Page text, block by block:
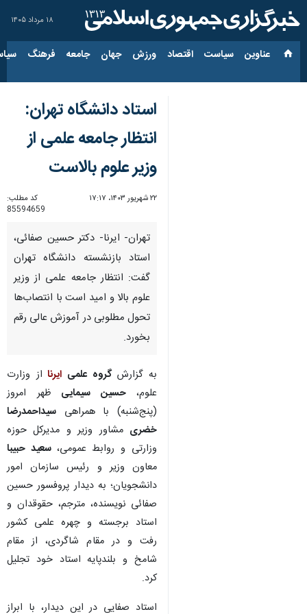
۱۸ مرداد ۱۴۰۵
عناوین‌ سیاست اقتصاد ورزش جهان جامعه فرهنگ
استاد دانشگاه تهران:
انتظار جامعه علمی از
وزیر علوم بالاست
۲۲ شهریور ۱۴۰۳، ۱۷:۱۷
کد مطلب:
85594659
تهران- ایرنا- دکتر حسین صفائی،
استاد بازنشسته دانشگاه تهران
گفت: انتظار جامعه علمی از وزیر
علوم بالا و امید است با انتصاب‌ها
تحول مطلوبی در آموزش عالی رقم
بخورد.
به گزارشگروه علمی ایرنا از وزارت
علوم،حسین سیمایی ظهر امروز
(پنج‌شنبه) با همراهی سیداحمدرضا
خضری مشاور وزیر و مدیرکل حوزه
وزارتی و روابط عمومی، سعید حبیبا
معاون وزیر و رئیس سازمان امور
دانشجویان؛ به دیدار پروفسور حسین
صفائی نویسنده، مترجم، حقوقدان و
استاد برجسته و چهره علمی کشور
رفت و در مقام شاگردی، از مقام
شامخ و بلندپایه استاد خود تجلیل
کرد.
استاد صفایی در این دیدار، با ابراز